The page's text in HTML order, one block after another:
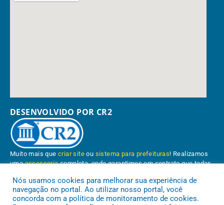
DESENVOLVIDO POR CR2
Muito mais quecriar site ou sistema para prefeituras! Realizamos
umaassessoriacompleta, onde garantimos em contrato que todas
Conheça oPNTP e oRadar da Transparência Pública
Nós usamos cookies para melhorar sua experiência de
navegação no portal. Ao utilizar nosso portal, você
concorda com a política de monitoramento de cookies.